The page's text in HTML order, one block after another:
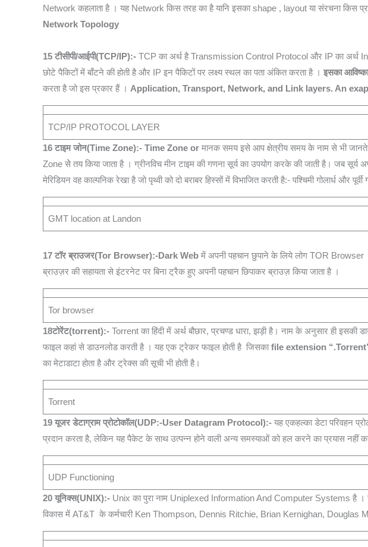
Network कहलाता है । यह Network किस तरह का है यानि इसका shape , layout या संरचना किस
Network Topology
15 टीसीपी/आईपी(TCP/IP):- TCP का अर्थ है Transmission Control Protocol और IP का अर्थ
छोटे पैकिटों में बाँटने की होती है और IP इन पैकिटों पर लक्ष्य स्थल का पता अंकित करता है । इसका
करता है जो इस प्रकार हैं । Application, Transport, Network, and Link layers. An
TCP/IP PROTOCOL LAYER
16 टाइम जोन(Time Zone):- Time Zone or मानक समय इसे आप क्षेत्रीय समय के नाम से भी
Zone सेे तय किया जाता है । ग्रीनविच मीन टाइम की गणना सूर्य का उपयोग करके की जाती है। जब
मेरिडियन वह काल्पनिक रेखा है जो पृथ्वी को दो बराबर हिस्सों में विभाजित करती है:- पश्चिमी गोलार्ध और पूर्वी
GMT location at Landon
17 टॉर ब्राउजर(Tor Browser):-Dark Web में अपनी पहचान छुपाने के लिये लोग TOR
ब्राउज़र की सहायता से इंटरनेट पर बिना ट्रैक हुए अपनी पहचान छिपाकर ब्राउज़ किया जाता है ।
Tor browser
18टोरेंट(torrent):- Torrent का हिंदी में अर्थ बौछार, प्रचण्ड धारा, झड़ी है। नाम के अनुसार ही
फाइल कहां से डाउनलोड करती है । यह एक ट्रेकर फाइल होती है जिसकाfile extension
का मेटाडाटा होता है और ट्रेक्स की सूची भी होती है।
Torrent
19 यूजर डेटाग्राम प्रोटोकॉल(UDP:-User Datagram Protocol):- यह एकहल्का डेटा परिवहन
प्रदान करता है, लेकिन यह पैकेट के साथ उत्पन्न होने वाली अन्य समस्याओं को हल करने का प्रयास नहीं
UDP Functioning
20 यूनिक्स(UNIX):- Unix का पुरा नाम Uniplexed Information And Computer Systems है
विकास में AT&T के कर्मचारी Ken Thompson, Dennis Ritchie, Brian Kernighan, Douglas